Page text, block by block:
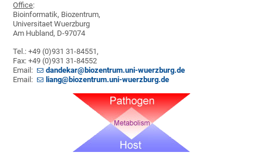
Office:
Bioinformatik, Biozentrum,
Universitaet Wuerzburg
Am Hubland, D-97074
Tel.: +49 (0)931 31-84551,
Fax: +49 (0)931 31-84552
Email:
dandekar@biozentrum.uni-wuerzburg.de
Email:
liang@biozentrum.uni-wuerzburg.de